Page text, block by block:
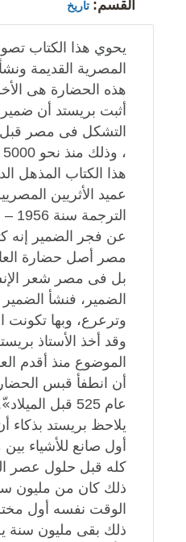
القسم: تاريخ
يحوي هذا الكتاب
المصرية القديمة
هذه الحضارة هى
أثبت بريستد أن ضمير
التشكل فى مصر قبل
هذا الكتاب المذهل
عميد الأثريين
عن فجر الضمير إنه
مصر أصل حضارة
بل فى مصر شعر
الضمير، فنشأ
وترعرع، وبها تكونت
وقد أخذ الأستاذ
الموضوع منذ أقدم
أن انطفأ قبس
عام 525 قبل الميلاد»ّ.
يلاحظ بريستد بذكاء
أول صانع للأشياء
كله قبل حلول عصر
ذلك كان من مليون
الوقت نفسه أول
ذلك بقى مليون سنة